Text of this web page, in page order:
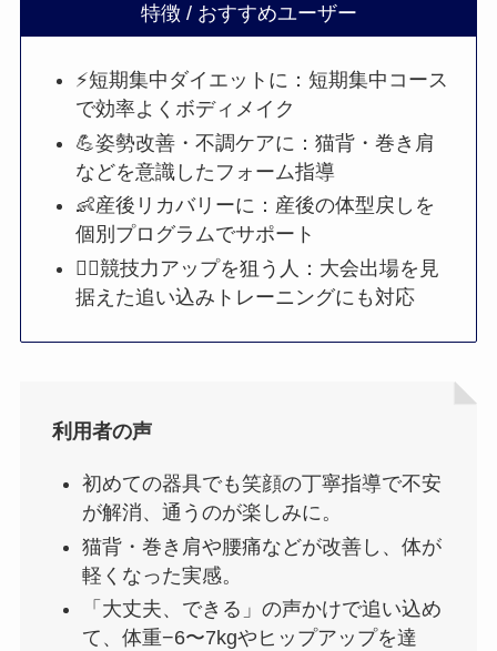
特徴 / おすすめユーザー
⚡短期集中ダイエットに：短期集中コース
で効率よくボディメイク
💪姿勢改善・不調ケアに：猫背・巻き肩
などを意識したフォーム指導
👶産後リカバリーに：産後の体型戻しを
個別プログラムでサポート
🏋️‍♀️競技力アップを狙う人：大会出場を見
据えた追い込みトレーニングにも対応
利用者の声
初めての器具でも笑顔の丁寧指導で不安
が解消、通うのが楽しみに。
猫背・巻き肩や腰痛などが改善し、体が
軽くなった実感。
「大丈夫、できる」の声かけで追い込め
て、体重−6〜7kgやヒップアップを達